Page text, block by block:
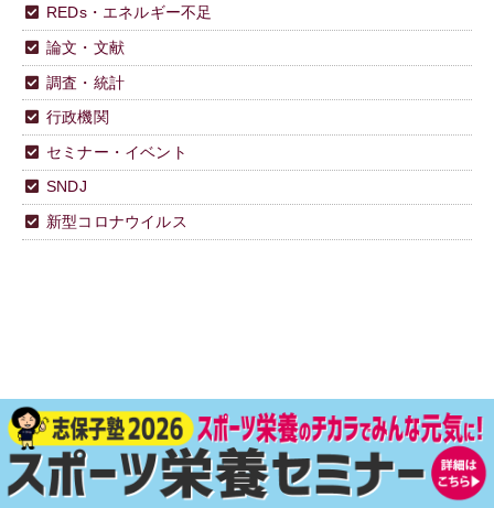
REDs・エネルギー不足
論文・文献
調査・統計
行政機関
セミナー・イベント
SNDJ
新型コロナウイルス